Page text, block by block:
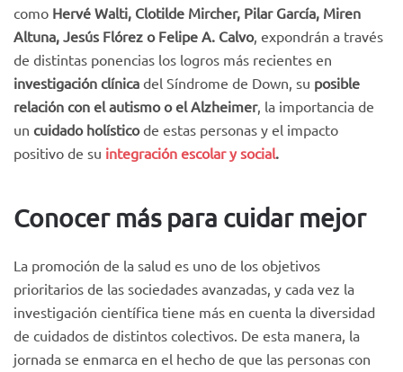
como Hervé Walti, Clotilde Mircher, Pilar García, Miren
Altuna, Jesús Flórez o Felipe A. Calvo, expondrán a través
de distintas ponencias los logros más recientes en
investigación clínica del Síndrome de Down, su posible
relación con el autismo o el Alzheimer, la importancia de
un cuidado holísticode estas personas y el impacto
positivo de su integración escolar y social.
Conocer más para cuidar mejor
La promoción de la salud es uno de los objetivos
prioritarios de las sociedades avanzadas, y cada vez la
investigación científica tiene más en cuenta la diversidad
de cuidados de distintos colectivos. De esta manera, la
jornada se enmarca en el hecho de que las personas con